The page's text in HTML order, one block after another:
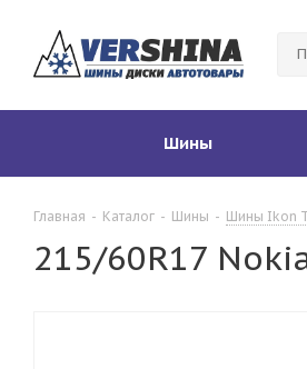
Шины
Главная - Каталог - Шины - Шины Ikon
215/60R17